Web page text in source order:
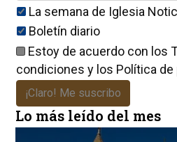
La semana de Iglesia
Boletín diario
Estoy de acuerdo con los
condiciones y los Política de
¡Claro! Me suscribo
Lo más leído del mes